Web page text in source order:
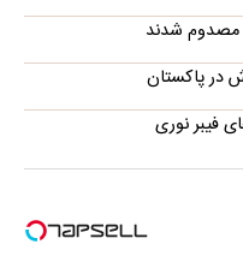
در پاکستان
فیبر نوری